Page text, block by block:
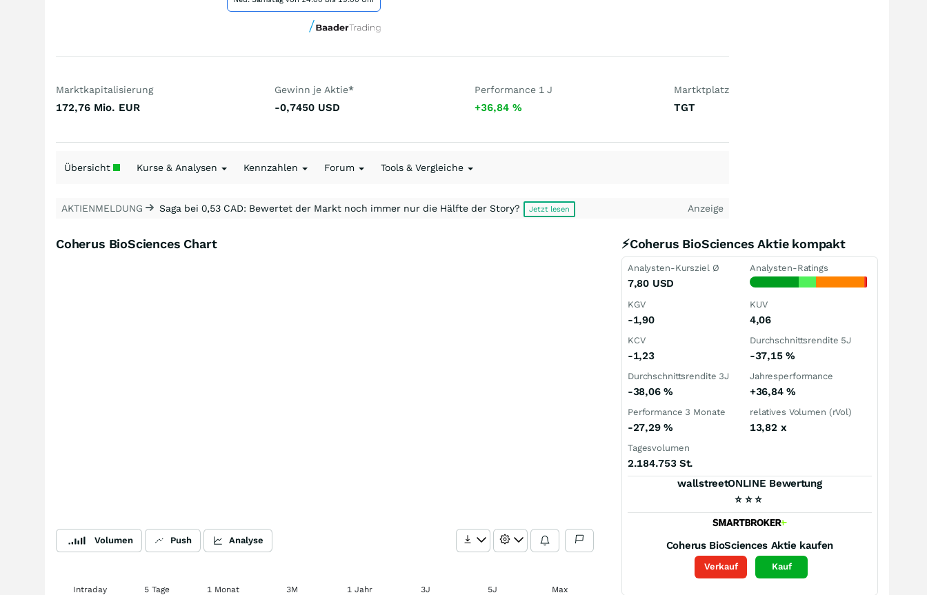
Marktkapitalisierung
172,76 Mio. EUR
Gewinn je Aktie*
-0,7450 USD
Performance 1 J
+36,84%
Martktplatz
TGT
Übersicht Kurse & Analysen Kennzahlen Forum Tools & Vergleiche
AKTIENMELDUNG Saga bei 0,53 CAD: Bewertet der Markt noch immer nur die Hälfte der Story? Jetzt lesen Anzeige
Coherus BioSciences Chart
Volumen Push Analyse
Intraday 5 Tage 1 Monat 3M 1 Jahr 3J 5J Max
⚡Coherus BioSciences Aktie kompakt
Analysten-Kursziel Ø
7,80 USD
Analysten-Ratings
KGV
-1,90
KUV
4,06
KCV
-1,23
Durchschnittsrendite 5J
-37,15 %
Durchschnittsrendite 3J
-38,06 %
Jahresperformance
+36,84 %
Performance 3 Monate
-27,29 %
relatives Volumen (rVol)
13,82 x
Tagesvolumen
2.184.753 St.
wallstreetONLINE Bewertung
⭐ ⭐ ⭐
Coherus BioSciences Aktie kaufen
Verkauf Kauf